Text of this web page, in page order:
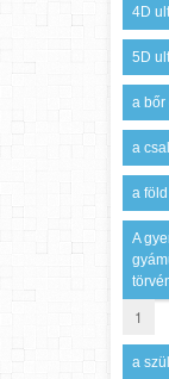
4D
5D
a bőr
a
a
A
1
a